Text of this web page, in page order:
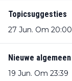
Topicsuggesties
27 Jun. Om 20:00
Nieuwe
19 Jun. Om 23:39